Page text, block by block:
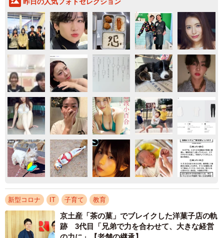
新型コロナ IT 子育て 教育
京土産「茶の菓」でブレイクした洋菓子店の軌
跡 3代目「兄弟で力を合わせて、大きな経営